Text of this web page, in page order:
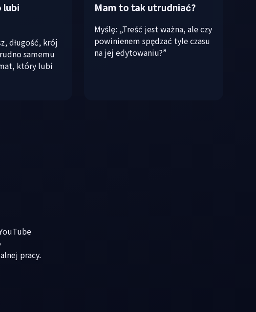
lubi
długość, krój
samemu
który lubi
Mam to tak utrudniać?
Myślę: „Treść jest ważna, ale czy
powinienem spędzać tyle czasu
na jej edytowaniu?”
pracy.